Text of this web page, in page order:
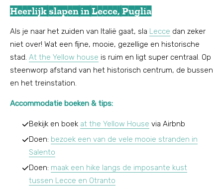
Heerlijk slapen in Lecce, Puglia
Als je naar het zuiden van Italië gaat, sla Lecce dan zeker
niet over! Wat een fijne, mooie, gezellige en historische
stad. At the Yellow house is ruim en ligt super centraal. Op
steenworp afstand van het historisch centrum, de bussen
en het treinstation.
Accommodatie boeken & tips:
Bekijk en boek at the Yellow House via Airbnb
Doen: bezoek een van de vele mooie stranden in
Salento
Doen: maak een hike langs de imposante kust
tussen Lecce en Otranto